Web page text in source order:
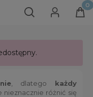
, dlatego każdy
różnić się